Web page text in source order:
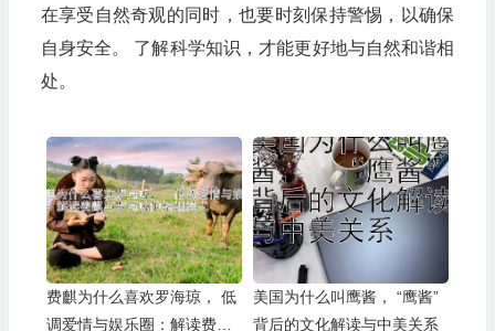
在享受自然奇观的同时，也要时刻保持警惕，以确保
自身安全。 了解科学知识，才能更好地与自然和谐相
处。
费麒为什么喜欢罗海琼， 低
调爱情与娱乐圈：解读费麒
美国为什么叫鹰酱， “鹰酱”
背后的文化解读与中美关系